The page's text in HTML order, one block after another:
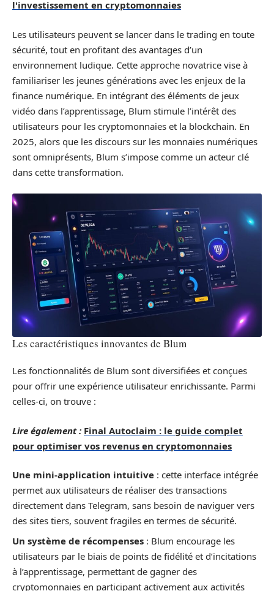
l'investissement en cryptomonnaies
Les utilisateurs peuvent se lancer dans le trading en toute
sécurité, tout en profitant des avantages d’un
environnement ludique. Cette approche novatrice vise à
familiariser les jeunes générations avec les enjeux de la
finance numérique. En intégrant des éléments de jeux
vidéo dans l’apprentissage, Blum stimule l’intérêt des
utilisateurs pour les cryptomonnaies et la blockchain. En
2025, alors que les discours sur les monnaies numériques
sont omniprésents, Blum s’impose comme un acteur clé
dans cette transformation.
Les caractéristiques innovantes de Blum
Les fonctionnalités de Blum sont diversifiées et conçues
pour offrir une expérience utilisateur enrichissante. Parmi
celles-ci, on trouve :
Lire également : Final Autoclaim : le guide complet
pour optimiser vos revenus en cryptomonnaies
Une mini-application intuitive : cette interface intégrée
permet aux utilisateurs de réaliser des transactions
directement dans Telegram, sans besoin de naviguer vers
des sites tiers, souvent fragiles en termes de sécurité.
Un système de récompenses : Blum encourage les
utilisateurs par le biais de points de fidélité et d’incitations
à l’apprentissage, permettant de gagner des
cryptomonnaies en participant activement aux activités